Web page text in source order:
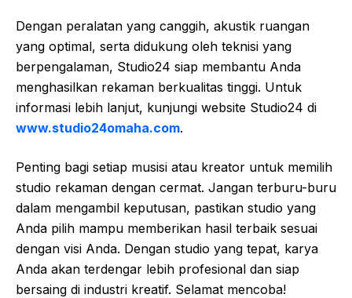
Dengan peralatan yang canggih, akustik ruangan
yang optimal, serta didukung oleh teknisi yang
berpengalaman, Studio24 siap membantu Anda
menghasilkan rekaman berkualitas tinggi. Untuk
informasi lebih lanjut, kunjungi website Studio24 di
www.studio24omaha.com.
Penting bagi setiap musisi atau kreator untuk memilih
studio rekaman dengan cermat. Jangan terburu-buru
dalam mengambil keputusan, pastikan studio yang
Anda pilih mampu memberikan hasil terbaik sesuai
dengan visi Anda. Dengan studio yang tepat, karya
Anda akan terdengar lebih profesional dan siap
bersaing di industri kreatif. Selamat mencoba!